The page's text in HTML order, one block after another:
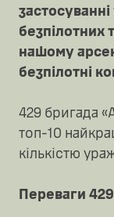
безпілотних
нашому
безпілотні
429 бригада
топ-10
кількістю
Переваги